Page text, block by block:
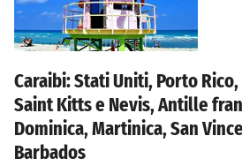
Caraibi: Stati Uniti, Porto
Saint Kitts e Nevis, Antille
Dominica, Martinica, San
Barbados